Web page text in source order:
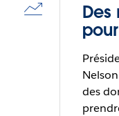
Des
des